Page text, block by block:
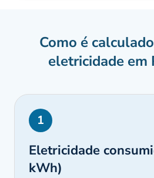
Como é
eletricidade em
1
Eletricidade
kWh)